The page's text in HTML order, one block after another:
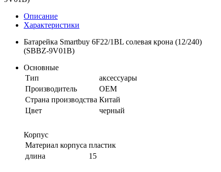
Описание
Характеристики
Батарейка Smartbuy 6F22/1BL солевая крона (12/240)
(SBBZ-9V01B)
Основные
Тип
аксессуары
Производитель
OEM
Страна производства Китай
Цвет
черный
Корпус
Материал корпуса пластик
длина
15